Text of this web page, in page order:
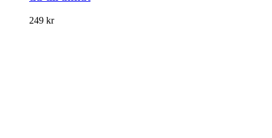
249 kr